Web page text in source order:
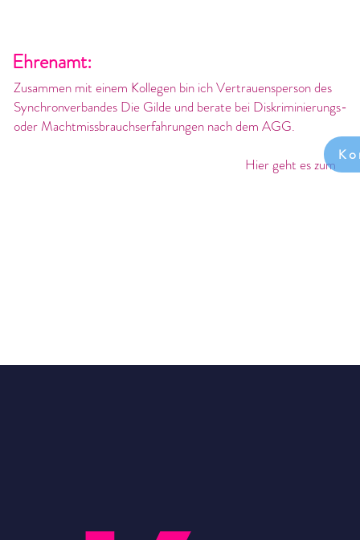
Ehrenamt:
Zusammen mit einem Kollegen bin ich Vertrauensperson des
Synchronverbandes Die Gilde und berate bei Diskriminierungs-
oder Machtmissbrauchserfahrungen nach dem AGG.
Hier geht es zum